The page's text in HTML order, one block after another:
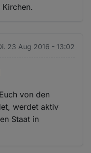
23 Aug 2016 - 13:02
von den
werdet aktiv
Staat in